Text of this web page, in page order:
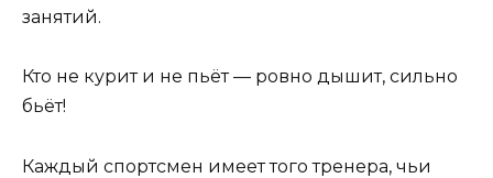
занятий.
Кто не курит и не пьёт — ровно дышит, сильно
бьёт!
Каждый спортсмен имеет того тренера, чьи